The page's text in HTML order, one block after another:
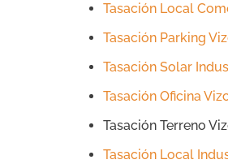
Tasación Local
Tasación Parking
Tasación Solar
Tasación Oficina
Tasación Terreno
Tasación Local